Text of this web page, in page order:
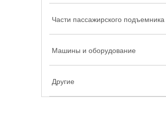
Части пассажирского подъемника
Машины и оборудование
Другие